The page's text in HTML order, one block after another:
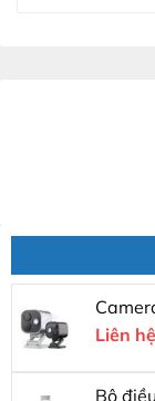
Liên hệ
Bộ